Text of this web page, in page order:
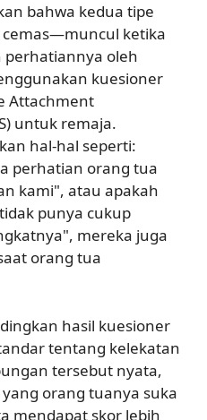
bahwa kedua tipe
ketika
oleh
kuesioner
Attachment
untuk remaja.
hal-hal seperti:
perhatian orang tua
kami", atau apakah
punya cukup
mereka juga
orang tua
hasil kuesioner
tentang kelekatan
tersebut nyata,
orang tuanya suka
mendapat skor lebih